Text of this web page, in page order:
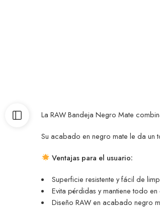
La RAW Bandeja Negro Mate
Su acabado en negro mate le da un
Ventajas para el usuario:
Superficie resistente y fácil de
Evita pérdidas y mantiene todo
Diseño RAW en acabado negro